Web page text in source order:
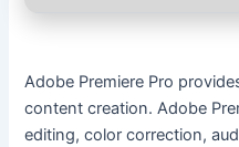
Adobe Premiere Pro
content creation. Adobe
editing, color correction,